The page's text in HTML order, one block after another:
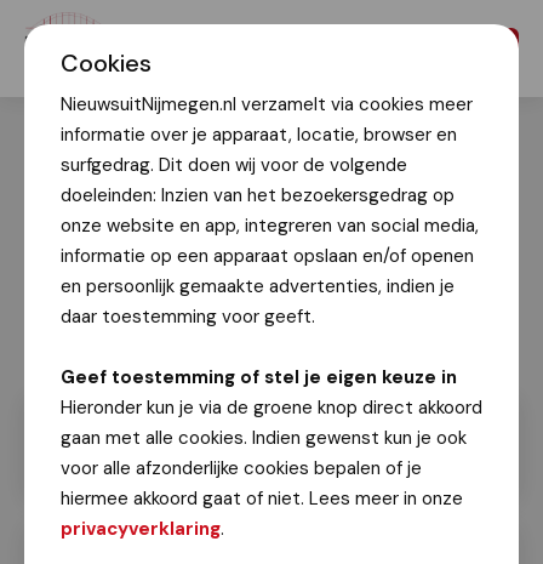
Cookies
NieuwsuitNijmegen.nl verzamelt via cookies meer
informatie over je apparaat, locatie, browser en
surfgedrag. Dit doen wij voor de volgende
doeleinden: Inzien van het bezoekersgedrag op
onze website en app, integreren van social media,
informatie op een apparaat opslaan en/of openen
en persoonlijk gemaakte advertenties, indien je
daar toestemming voor geeft.
Geef toestemming of stel je eigen keuze in
Hieronder kun je via de groene knop direct akkoord
gaan met alle cookies. Indien gewenst kun je ook
voor alle afzonderlijke cookies bepalen of je
hiermee akkoord gaat of niet. Lees meer in onze
privacyverklaring.